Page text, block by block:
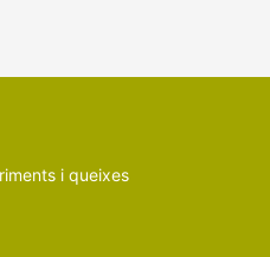
i queixes